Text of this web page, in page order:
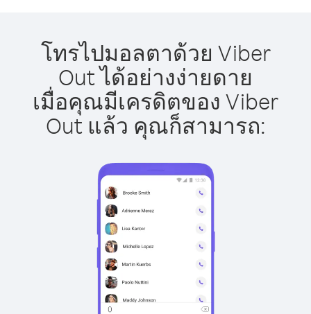
โทรไปมอลตาด้วย Viber
Out ได้อย่างง่ายดาย
เมื่อคุณมีเครดิตของ Viber
Out แล้ว คุณก็สามารถ: